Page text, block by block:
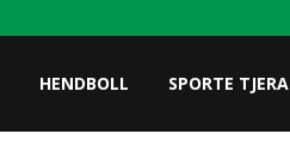
HENDBOLL SPORTE TJERA